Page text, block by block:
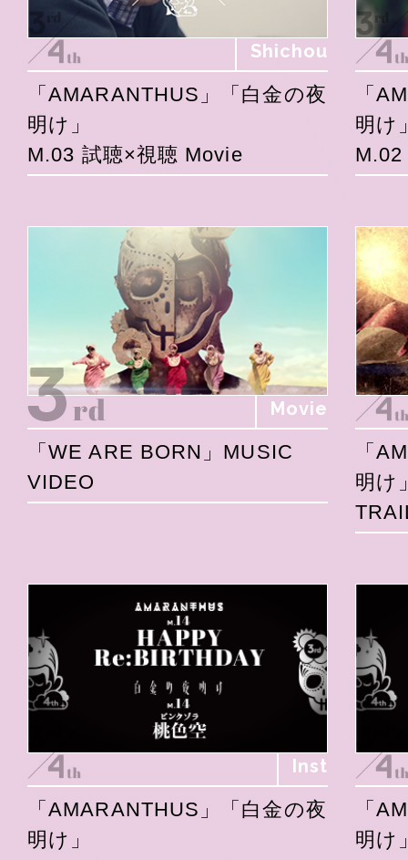
Shichou
「AMARANTHUS」「白金の夜
明け」
M.03 試聴×視聴 Movie
「
明け
Movie
「WE ARE BORN」MUSIC
VIDEO
「
明け
Inst
「AMARANTHUS」「白金の夜
明け」
「
明け